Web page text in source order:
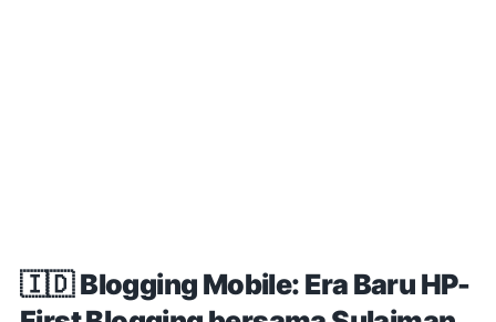
🇮🇩Blogging Mobile: Era Baru HP-